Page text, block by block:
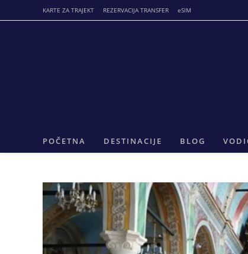
to
KARTE ZA TRAJEKT REZERVACIJA TRANSFER eSIM
POČETNA DESTINACIJE BLOG